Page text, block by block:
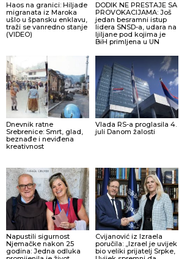
Haos na granici: Hiljade
migranata iz Maroka
ušlo u špansku enklavu,
traži se vanredno stanje
(VIDEO)
DODIK NE PRESTAJE SA
PROVOKACIJAMA: Još
jedan besramni istup
lidera SNSD-a, udara na
ljiljane pod kojima je
BiH primljena u UN
Dnevnik ratne
Srebrenice: Smrt, glad,
beznađe i neviđena
kreativnost
Vlada RS-a proglasila 4.
juli Danom žalosti
Napustili sigurnost
Njemačke nakon 25
godina: Jedna odluka
Cvijanović iz Izraela
poručila: „Izrael je uvijek
bio veliki prijatelj Srpke,